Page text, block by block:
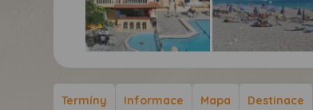
Kyra Panagia, hotel
Kyra Panagia
Kyra Panagia, hotel
Kyra Panagia
Termíny Informace Mapa Destinace